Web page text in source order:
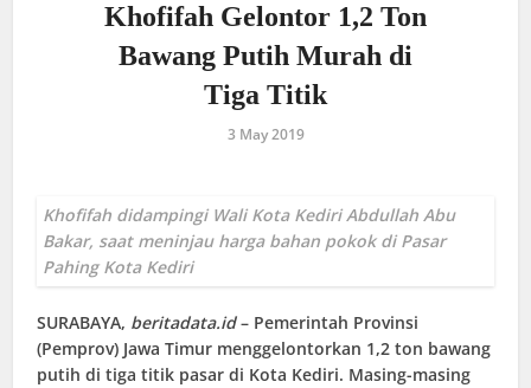
Khofifah Gelontor 1,2 Ton
Bawang Putih Murah di
Tiga Titik
3 May 2019
Khofifah didampingi Wali Kota Kediri Abdullah Abu
Bakar, saat meninjau harga bahan pokok di Pasar
Pahing Kota Kediri
SURABAYA, beritadata.id– Pemerintah Provinsi
(Pemprov) Jawa Timur menggelontorkan 1,2 ton bawang
putih di tiga titik pasar di Kota Kediri. Masing-masing